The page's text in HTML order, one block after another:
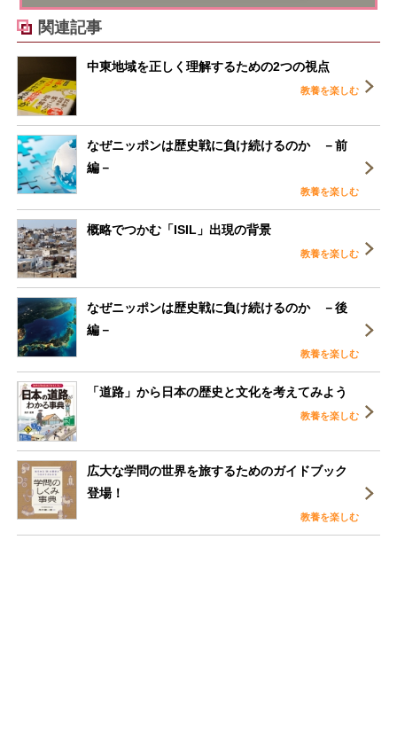
関連記事
中東地域を正しく理解するための2つの視点
教養を楽しむ
なぜニッポンは歴史戦に負け続けるのか －前
編－
教養を楽しむ
概略でつかむ「ISIL」出現の背景
教養を楽しむ
なぜニッポンは歴史戦に負け続けるのか －後
編－
教養を楽しむ
「道路」から日本の歴史と文化を考えてみよう
教養を楽しむ
広大な学問の世界を旅するためのガイドブック
登場！
教養を楽しむ